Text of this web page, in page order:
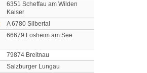
6351 Scheffau am Wilden
Kaiser
A 6780 Silbertal
66679 Losheim am See
79874 Breitnau
Salzburger Lungau